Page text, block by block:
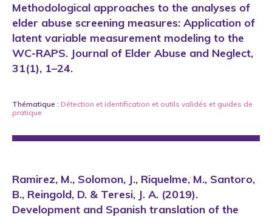
Methodological approaches to the analyses of
elder abuse screening measures: Application of
latent variable measurement modeling to the
WC-RAPS. Journal of Elder Abuse and Neglect,
31(1), 1–24.
Thématique : Détection et identification et outils validés et guides de
pratique
Ramirez, M., Solomon, J., Riquelme, M., Santoro,
B., Reingold, D. & Teresi, J. A. (2019).
Development and Spanish translation of the